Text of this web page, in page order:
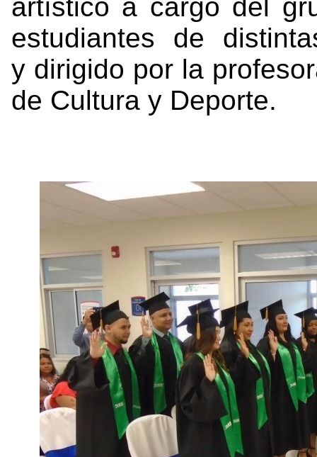
artístico a cargo del
estudiantes de
y dirigido por la
de Cultura y Deporte.